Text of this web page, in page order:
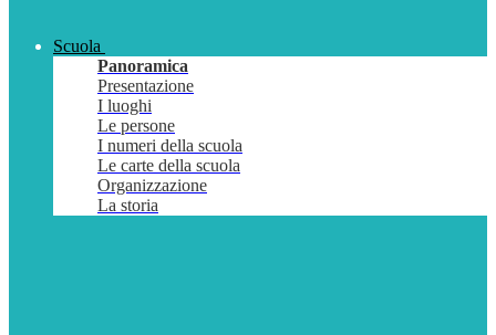
Scuola
Panoramica
Presentazione
I luoghi
Le persone
I numeri della scuola
Le carte della scuola
Organizzazione
La storia